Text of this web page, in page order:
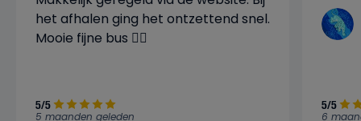
het afhalen ging het ontzettend snel.
Mooie fijne bus 👍🏼
5/5
5 maanden geleden
5/5
6